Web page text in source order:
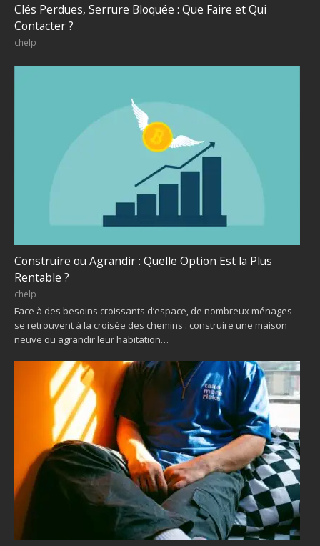
Clés Perdues, Serrure Bloquée : Que Faire et Qui
Contacter ?
chelp
Construire ou Agrandir : Quelle Option Est la Plus
Rentable ?
chelp
Face à des besoins croissants d’espace, de nombreux ménages
se retrouvent à la croisée des chemins : construire une maison
neuve ou agrandir leur habitation…